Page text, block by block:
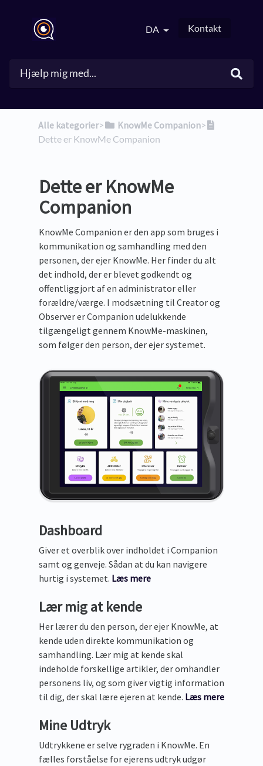
DA Kontakt
Alle kategorier​>​ ​KnowMe Companion​>​
Dette er KnowMe Companion
Dette er KnowMe
Companion
KnowMe Companion er den app som bruges i
kommunikation og samhandling med den
personen, der ejer KnowMe. Her finder du alt
det indhold, der er blevet godkendt og
offentliggjort af en administrator eller
forældre/værge. I modsætning til Creator og
Observer er Companion udelukkende
tilgængeligt gennem KnowMe-maskinen,
som følger den person, der ejer systemet.
Dashboard
Giver et overblik over indholdet i Companion
samt og genveje. Sådan at du kan navigere
hurtig i systemet. Læs mere
Lær mig at kende
Her lærer du den person, der ejer KnowMe, at
kende uden direkte kommunikation og
samhandling. Lær mig at kende skal
indeholde forskellige artikler, der omhandler
personens liv, og som giver vigtig information
til dig, der skal lære ejeren at kende. Læs mere
Mine Udtryk
Udtrykkene er selve rygraden i KnowMe. En
fælles forståelse for ejerens udtryk udgør